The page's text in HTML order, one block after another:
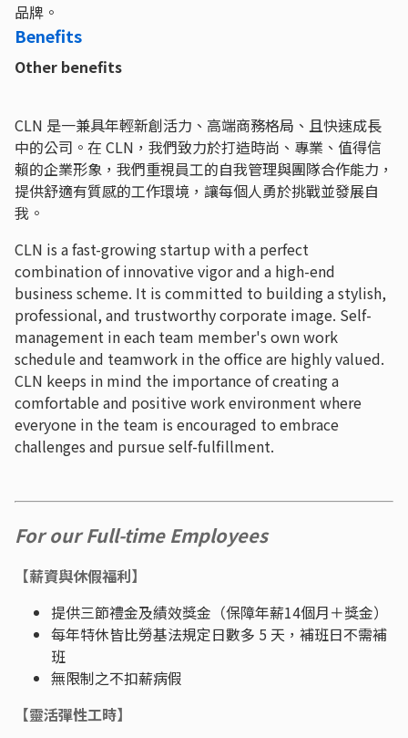
品牌。
Benefits
Other benefits
CLN 是一兼具年輕新創活力、高端商務格局、且快速成長
中的公司。在 CLN，我們致力於打造時尚、專業、值得信
賴的企業形象，我們重視員工的自我管理與團隊合作能力，
提供舒適有質感的工作環境，讓每個人勇於挑戰並發展自
我。
CLN is a fast-growing startup with a perfect
combination of innovative vigor and a high-end
business scheme. It is committed to building a stylish,
professional, and trustworthy corporate image. Self-
management in each team member's own work
schedule and teamwork in the office are highly valued.
CLN keeps in mind the importance of creating a
comfortable and positive work environment where
everyone in the team is encouraged to embrace
challenges and pursue self-fulfillment.
For our Full-time Employees
【薪資與休假福利】
提供三節禮金及績效獎金（保障年薪14個月＋獎金）
每年特休皆比勞基法規定日數多 5 天，補班日不需補
班
無限制之不扣薪病假
【靈活彈性工時】